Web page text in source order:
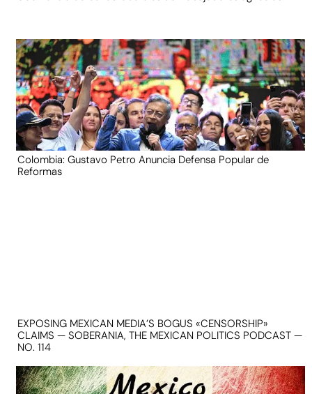
Colombia: Gustavo Petro Anuncia Defensa Popular de
Reformas
EXPOSING MEXICAN MEDIA’S BOGUS «CENSORSHIP»
CLAIMS — SOBERANIA, THE MEXICAN POLITICS PODCAST —
NO. 114